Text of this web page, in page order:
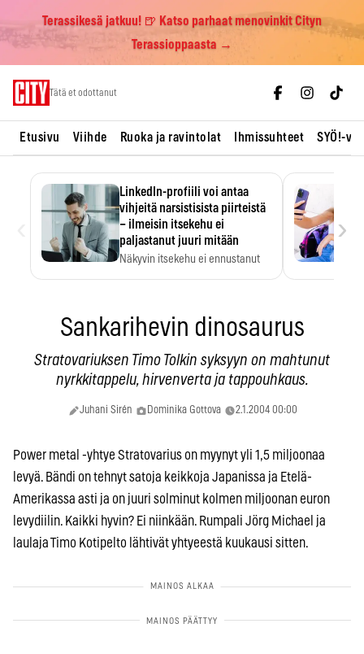
Terassikesä jatkuu! 🍺 Katso parhaat menovinkit Cityn
Terassioppaasta →
Tätä et odottanut
Etusivu Viihde Ruoka ja ravintolat Ihmissuhteet SYÖ!-
LinkedIn-profiili voi antaa
vihjeitä narsistisista piirteistä
– ilmeisin itsekehu ei
paljastanut juuri mitään
Näkyvin itsekehu ei ennustanut
›
Sankarihevin dinosaurus
Stratovariuksen Timo Tolkin syksyyn on mahtunut
nyrkkitappelu, hirvenverta ja tappouhkaus.
Juhani Sirén Dominika Gottova 2.1.2004 00:00
Power metal -yhtye Stratovarius on myynyt yli 1,5 miljoonaa
levyä. Bändi on tehnyt satoja keikkoja Japanissa ja Etelä-
Amerikassa asti ja on juuri solminut kolmen miljoonan euron
levydiilin. Kaikki hyvin? Ei niinkään. Rumpali Jörg Michael ja
laulaja Timo Kotipelto lähtivät yhtyeestä kuukausi sitten.